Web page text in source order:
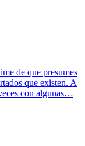
de que presumes
que existen. A
con algunas…